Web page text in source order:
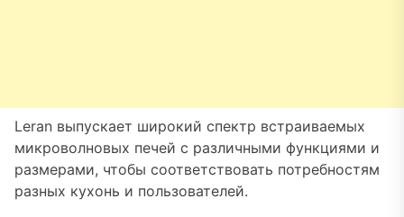
Leran выпускает широкий спектр встраиваемых
микроволновых печей с различными функциями и
размерами, чтобы соответствовать потребностям
разных кухонь и пользователей.